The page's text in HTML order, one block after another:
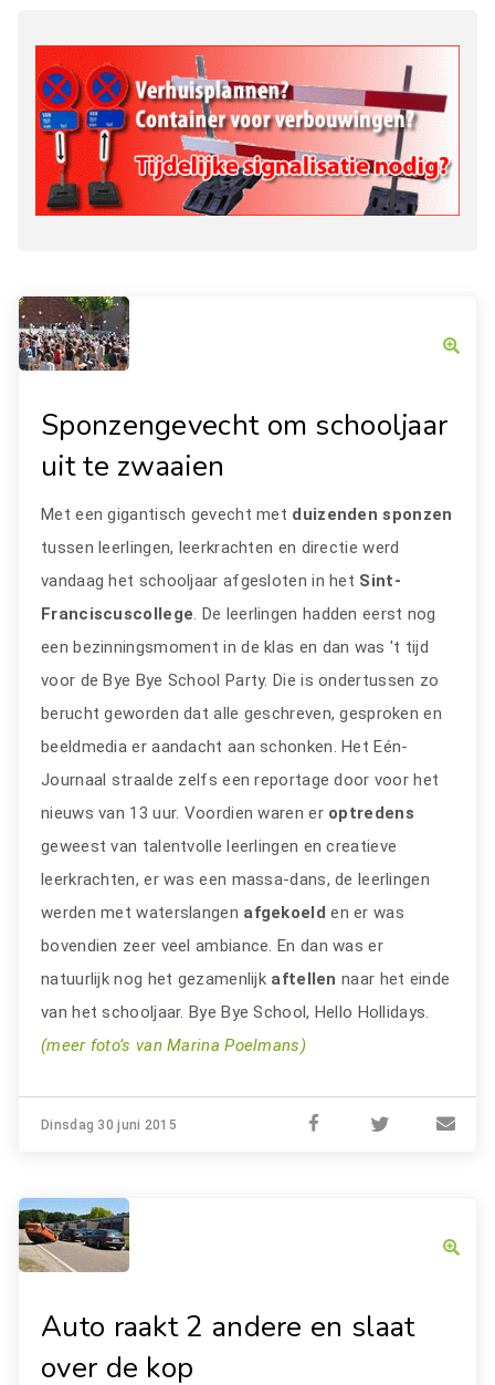
Sponzengevecht om schooljaar
uit te zwaaien
Met een gigantisch gevecht met duizenden sponzen
tussen leerlingen, leerkrachten en directie werd
vandaag het schooljaar afgesloten in het Sint-
Franciscuscollege. De leerlingen hadden eerst nog
een bezinningsmoment in de klas en dan was 't tijd
voor de Bye Bye School Party. Die is ondertussen zo
berucht geworden dat alle geschreven, gesproken en
beeldmedia er aandacht aan schonken. Het Eén-
Journaal straalde zelfs een reportage door voor het
nieuws van 13 uur. Voordien waren er optredens
geweest van talentvolle leerlingen en creatieve
leerkrachten, er was een massa-dans, de leerlingen
werden met waterslangen afgekoelden er was
bovendien zeer veel ambiance. En dan was er
natuurlijk nog het gezamenlijk aftellennaar het einde
van het schooljaar. Bye Bye School, Hello Hollidays.
(meer foto’s van Marina Poelmans)
Dinsdag 30 juni 2015
Auto raakt 2 andere en slaat
over de kop